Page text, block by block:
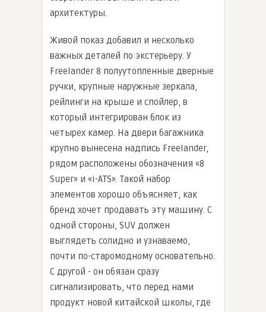
архитектуры.
Живой показ добавил и несколько
важных деталей по экстерьеру. У
Freelander 8 полуутопленные дверные
ручки, крупные наружные зеркала,
рейлинги на крыше и спойлер, в
который интегрирован блок из
четырех камер. На двери багажника
крупно вынесена надпись Freelander,
рядом расположены обозначения «8
Super» и «i-ATS». Такой набор
элементов хорошо объясняет, как
бренд хочет продавать эту машину. С
одной стороны, SUV должен
выглядеть солидно и узнаваемо,
почти по-старомодному основательно.
С другой - он обязан сразу
сигнализировать, что перед нами
продукт новой китайской школы, где